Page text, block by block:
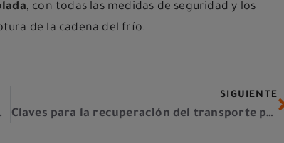
, con todas las medidas de seguridad y los
de la cadena del frío.
SIGUIENTE
Claves para la recuperación del transporte por carretera tras la crisis del Covid-19